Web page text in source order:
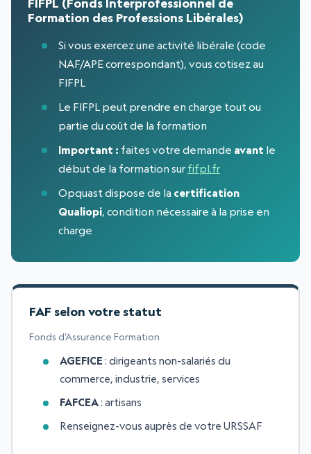
FIFPL (Fonds Interprofessionnel de
Formation des Professions Libérales)
Si vous exercez une activité libérale (code
NAF/APE correspondant), vous cotisez au
FIFPL
Le FIFPL peut prendre en charge tout ou
partie du coût de la formation
Important : faites votre demande avant le
début de la formation sur fifpl.fr
Opquast dispose de la certification
Qualiopi, condition nécessaire à la prise en
charge
FAF selon votre statut
Fonds d’Assurance Formation
AGEFICE : dirigeants non-salariés du
commerce, industrie, services
FAFCEA: artisans
Renseignez-vous auprès de votre URSSAF